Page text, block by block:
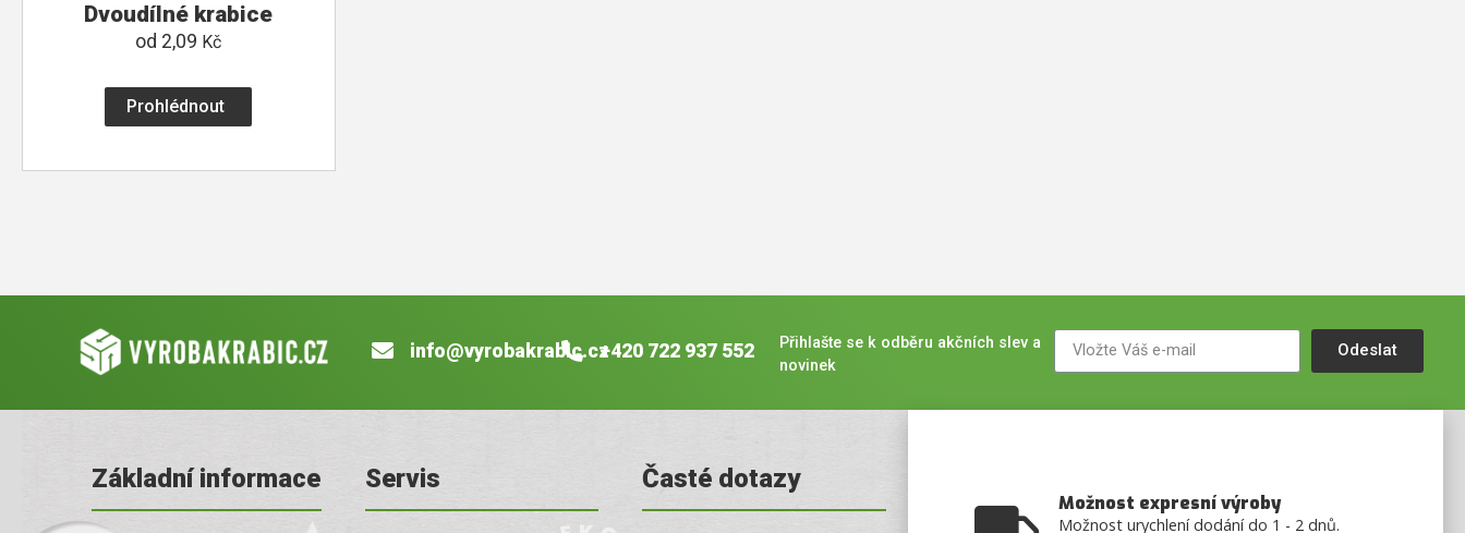
Dvoudílné krabice
od 2,09 Kč
Prohlédnout
info@vyrobakrabic.cz+420 722 937 552
Přihlašte se k odběru akčních slev a
novinek
Odeslat
Základní informace Servis Časté dotazy
Možnost expresní výroby
Možnost urychlení dodání do 1 - 2 dnů.